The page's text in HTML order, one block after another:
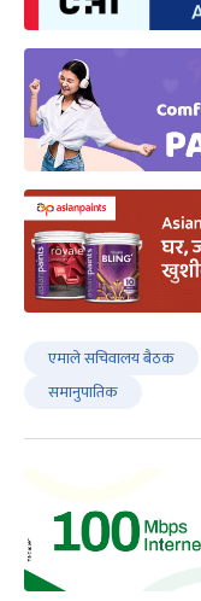
एमाले सचिवालय बैठक
समानुपातिक